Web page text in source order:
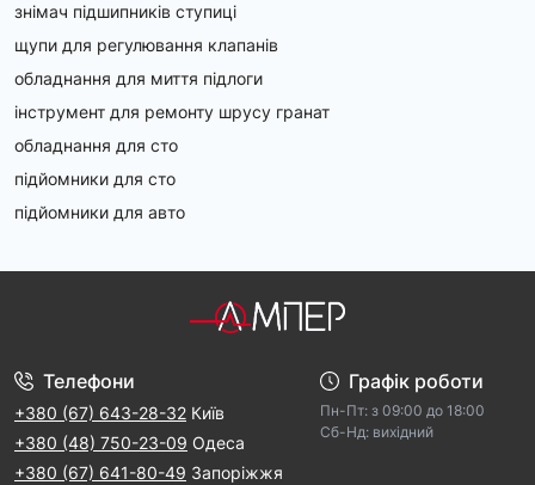
знімач підшипників ступиці
щупи для регулювання клапанів
обладнання для миття підлоги
інструмент для ремонту шрусу гранат
обладнання для сто
підйомники для сто
підйомники для авто
Телефони
+380 (67) 643-28-32 Київ
+380 (48) 750-23-09 Одеса
+380 (67) 641-80-49 Запоріжжя
Графік роботи
Пн-Пт: з 09:00 дo 18:00
Cб-Hд: виxідний